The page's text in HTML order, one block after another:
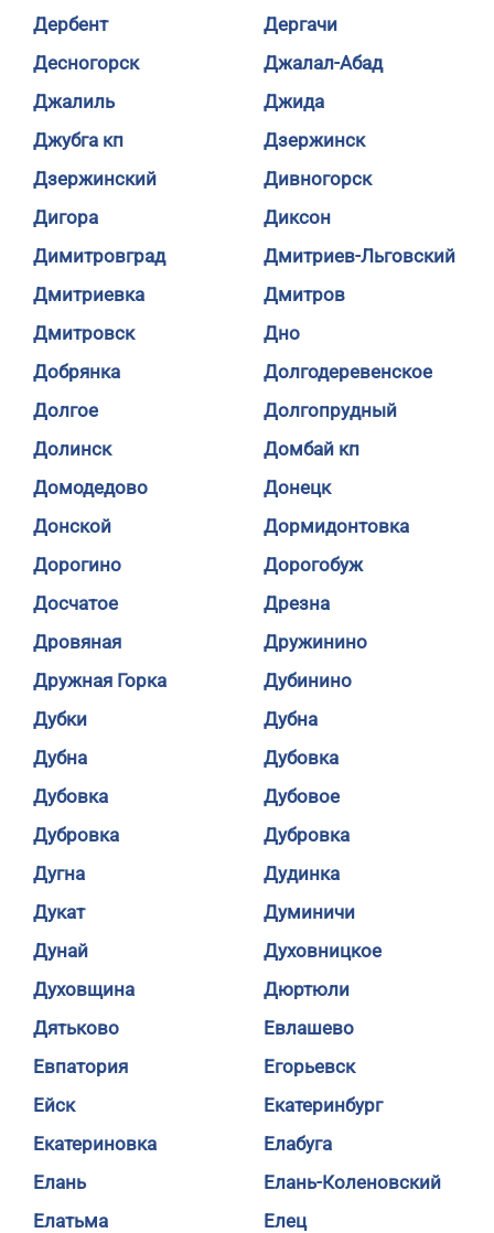
Дербент
Дергачи
Десногорск
Джалал-Абад
Джалиль
Джида
Джубга кп
Дзержинск
Дзержинский
Дивногорск
Дигора
Диксон
Димитровград
Дмитриев-Льговский
Дмитриевка
Дмитров
Дмитровск
Дно
Добрянка
Долгодеревенское
Долгое
Долгопрудный
Долинск
Домбай кп
Домодедово
Донецк
Донской
Дормидонтовка
Дорогино
Дорогобуж
Досчатое
Дрезна
Дровяная
Дружинино
Дружная Горка
Дубинино
Дубки
Дубна
Дубна
Дубовка
Дубовка
Дубовое
Дубровка
Дубровка
Дугна
Дудинка
Дукат
Думиничи
Дунай
Духовницкое
Духовщина
Дюртюли
Дятьково
Евлашево
Евпатория
Егорьевск
Ейск
Екатеринбург
Екатериновка
Елабуга
Елань
Елань-Коленовский
Елатьма
Елец